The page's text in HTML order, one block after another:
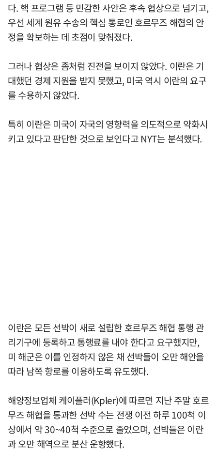
다. 핵 프로그램 등 민감한 사안은 후속 협상으로 넘기고,
우선 세계 원유 수송의 핵심 통로인 호르무즈 해협의 안
정을 확보하는 데 초점이 맞춰졌다.
그러나 협상은 좀처럼 진전을 보이지 않았다. 이란은 기
대했던 경제 지원을 받지 못했고, 미국 역시 이란의 요구
를 수용하지 않았다.
특히 이란은 미국이 자국의 영향력을 의도적으로 약화시
키고 있다고 판단한 것으로 보인다고 NYT는 분석했다.
이란은 모든 선박이 새로 설립한 호르무즈 해협 통행 관
리기구에 등록하고 통행료를 내야 한다고 요구했지만,
미 해군은 이를 인정하지 않은 채 선박들이 오만 해안을
따라 남쪽 항로를 이용하도록 유도했다.
해양정보업체 케이플러(Kpler)에 따르면 지난 주말 호르
무즈 해협을 통과한 선박 수는 전쟁 이전 하루 100척 이
상에서 약 30~40척 수준으로 줄었으며, 선박들은 이란
과 오만 해역으로 분산 운항했다.